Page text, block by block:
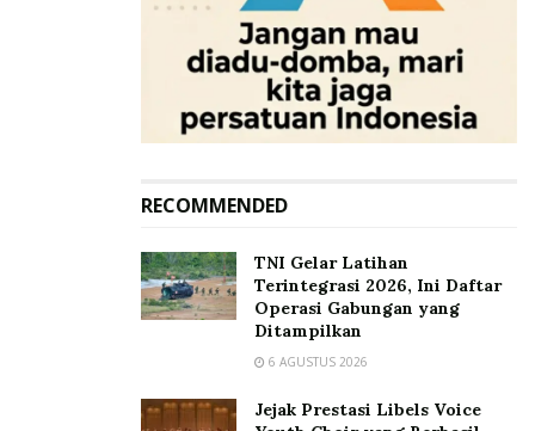
RECOMMENDED
TNI Gelar Latihan
Terintegrasi 2026, Ini Daftar
Operasi Gabungan yang
Ditampilkan
6 AGUSTUS 2026
Jejak Prestasi Libels Voice